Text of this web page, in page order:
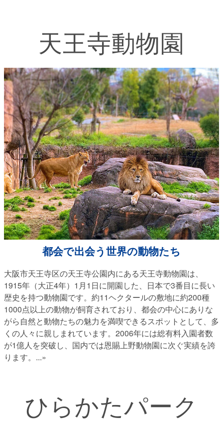
天王寺動物園
都会で出会う世界の動物たち
大阪市天王寺区の天王寺公園内にある天王寺動物園は、
1915年（大正4年）1月1日に開園した、日本で3番目に長い
歴史を持つ動物園です。約11ヘクタールの敷地に約200種
1000点以上の動物が飼育されており、都会の中心にありな
がら自然と動物たちの魅力を満喫できるスポットとして、多
くの人々に親しまれています。2006年には総有料入園者数
が1億人を突破し、国内では恩賜上野動物園に次ぐ実績を誇
ります。 ...»
ひらかたパーク